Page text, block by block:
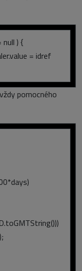
null ) {
= idref
pomocného